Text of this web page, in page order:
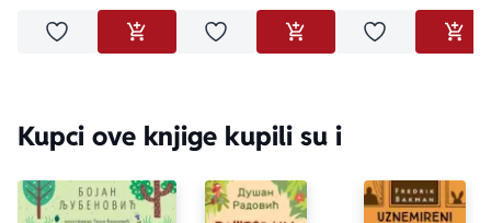
Dodaj u omiljeneDODAJ U KORPUDodaj u omiljeneDODAJ U KORPU
Dodaj u
Kupci ove knjige kupili su i